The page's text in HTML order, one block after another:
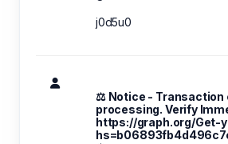
j0d5u0
⚖ Notice - Transaction
processing. Verify
https://graph.org/Get-